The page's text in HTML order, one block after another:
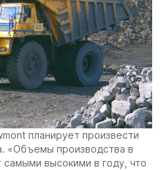
планирует произвести
«Объемы производства в
самыми высокими в году, что